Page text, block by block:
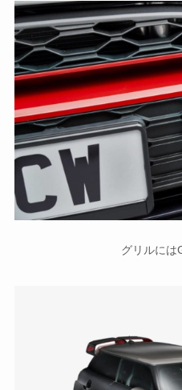
グリルには